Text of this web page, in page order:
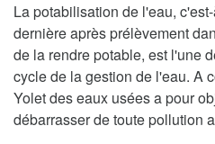
La potabilisation de l'eau,
dernière après prélèvement
de la rendre potable, est l'une
cycle de la gestion de l'eau. A
Yolet des eaux usées a pour
débarrasser de toute pollution